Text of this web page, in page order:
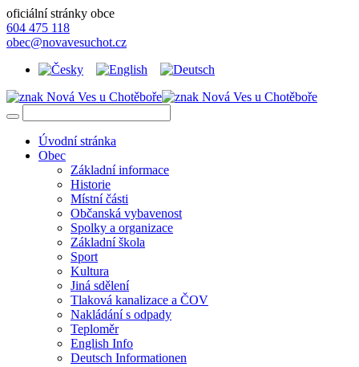
oficiální stránky obce
604 475 118
obec@novavesuchot.cz
Úvodní stránka
Obec
Základní informace
Historie
Místní části
Občanská vybavenost
Spolky a organizace
Základní škola
Sport
Kultura
Jiná sdělení
Tlaková kanalizace a ČOV
Nakládání s odpady
Teploměr
English Info
Deutsch Informationen